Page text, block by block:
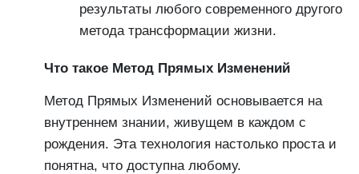
результаты любого современного другого
метода трансформации жизни.
Что такое Метод Прямых Изменений
Метод Прямых Изменений основывается на
внутреннем знании, живущем в каждом с
рождения. Эта технология настолько проста и
понятна, что доступна любому.